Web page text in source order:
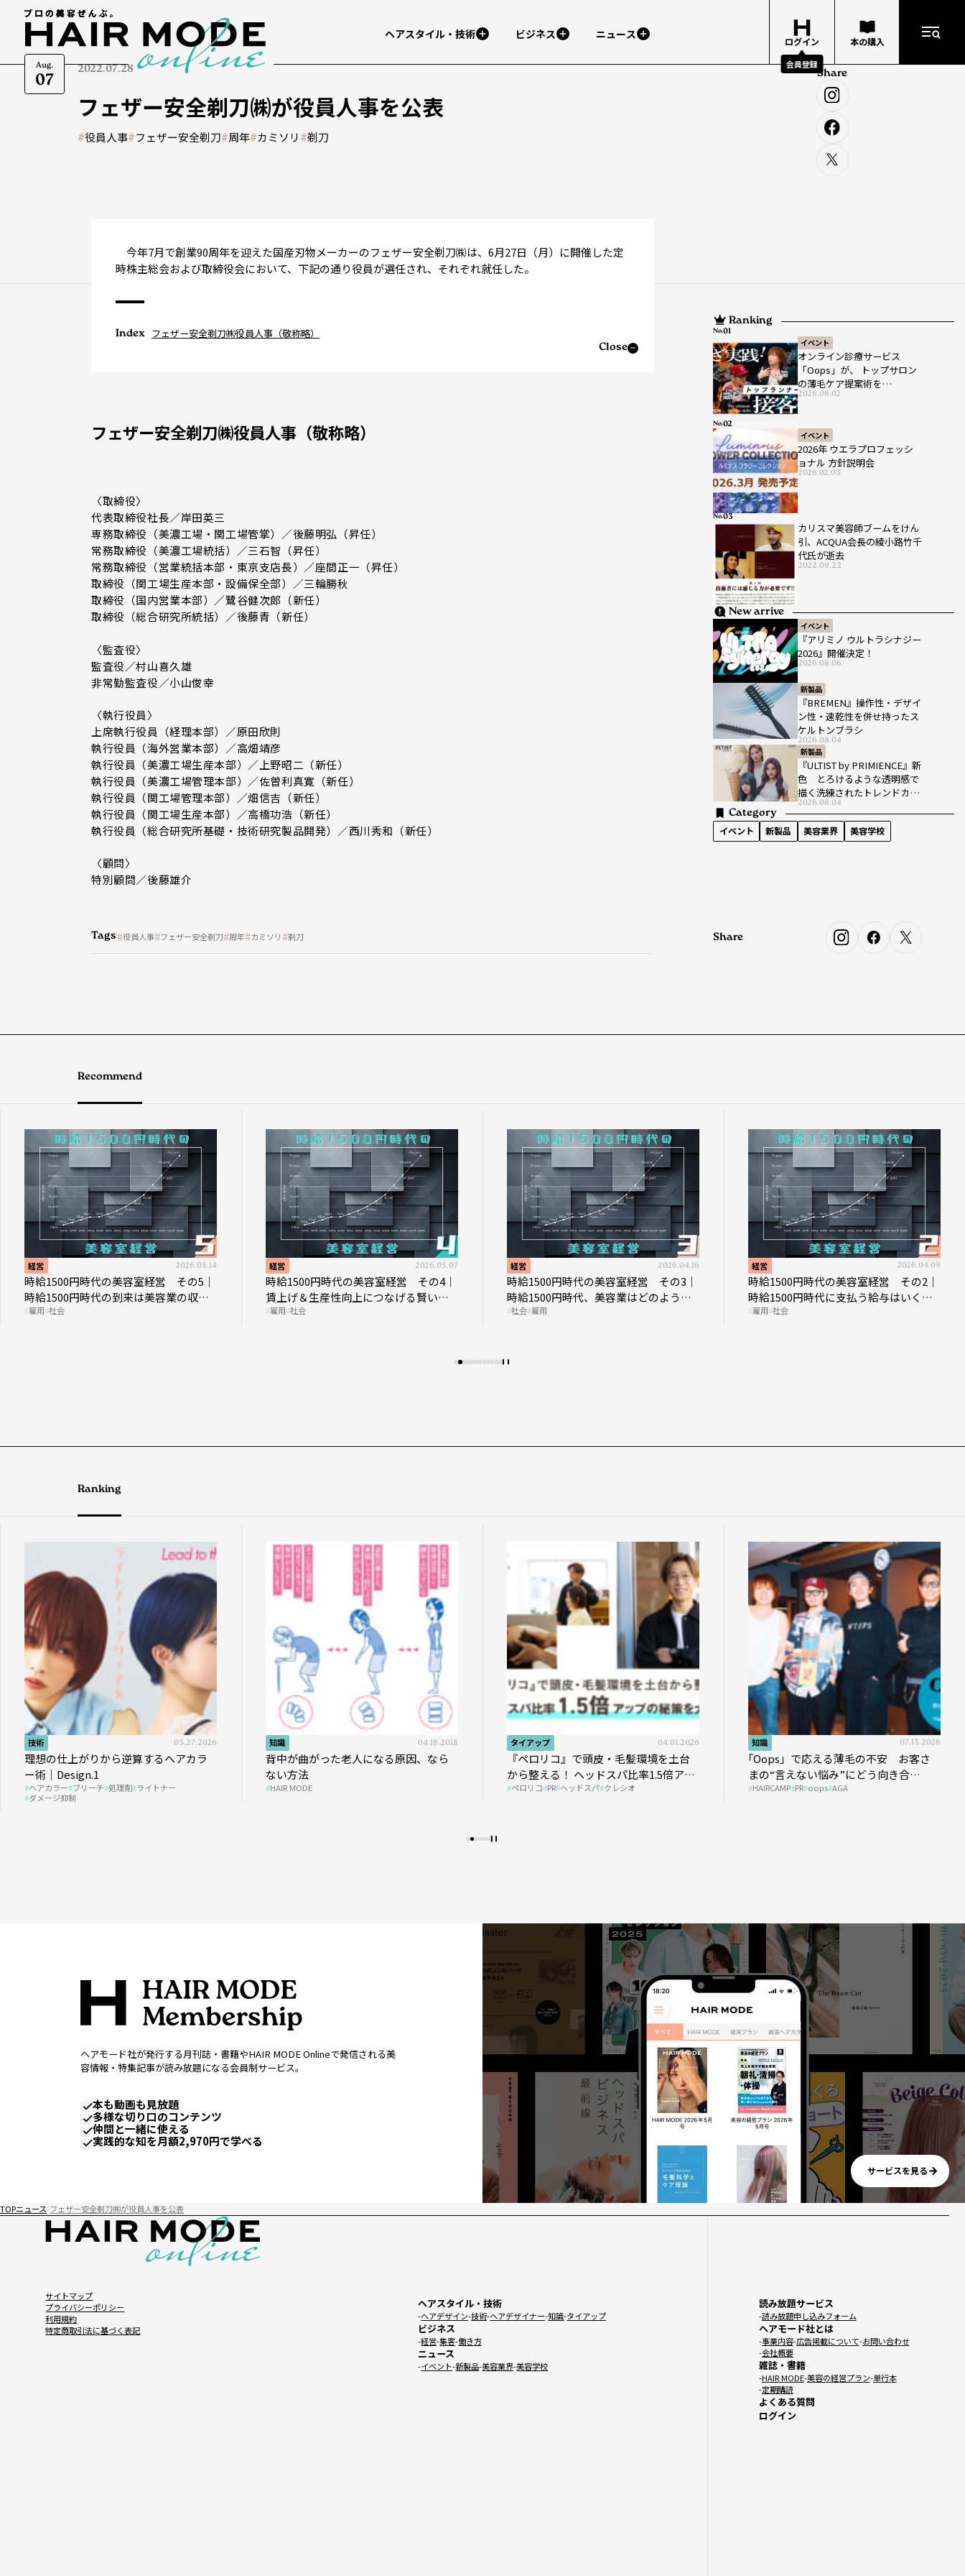
Aug.
07
ヘアスタイル・技術 ビジネス ニュース
ログイン
会員登録
本の購入
2022.07.28
フェザー安全剃刀㈱が役員人事を公表
#役員人事#フェザー安全剃刀#周年#カミソリ#剃刀
Share
今年7月で創業90周年を迎えた国産刃物メーカーのフェザー安全剃刀㈱は、6月27日（月）に開催した定
時株主総会および取締役会において、下記の通り役員が選任され、それぞれ就任した。
Index
Close
フェザー安全剃刀㈱役員人事（敬称略）
フェザー安全剃刀㈱役員人事（敬称略）
〈取締役〉
代表取締役社長／岸田英三
専務取締役（美濃工場・関工場管掌）／後藤明弘（昇任）
常務取締役（美濃工場統括）／三石智（昇任）
常務取締役（営業統括本部・東京支店長）／座間正一（昇任）
取締役（関工場生産本部・設備保全部）／三輪勝秋
取締役（国内営業本部）／鷺谷健次郎（新任）
取締役（総合研究所統括）／後藤青（新任）
〈監査役〉
監査役／村山喜久雄
非常勤監査役／小山俊幸
〈執行役員〉
上席執行役員（経理本部）／原田欣則
執行役員（海外営業本部）／高畑靖彦
執行役員（美濃工場生産本部）／上野昭二（新任）
執行役員（美濃工場管理本部）／佐曽利真寛（新任）
執行役員（関工場管理本部）／畑信吉（新任）
執行役員（関工場生産本部）／高橋功浩（新任）
執行役員（総合研究所基礎・技術研究製品開発）／西川秀和（新任）
〈顧問〉
特別顧問／後藤雄介
Tags 役員人事 フェザー安全剃刀 周年 カミソリ 剃刀
Ranking
イベント
オンライン診療サービス
「Oops」が、 トップサロン
の薄毛ケア提案術を
HAIRCAMPで公開！
2026.06.02
No.
イベント
2026年 ウエラプロフェッシ
ョナル 方針説明会
2026.02.03
No.
カリスマ美容師ブームをけん
引、ACQUA会長の綾小路竹千
代氏が逝去
2022.09.22
No.
New arrive
イベント
『アリミノ ウルトラシナジー
2026』開催決定！
2026.08.06
新製品
『BREMEN』操作性・デザイ
ン性・速乾性を併せ持ったス
ケルトンブラシ
2026.08.04
新製品
『ULTIST by PRIMIENCE』新
色 とろけるような透明感で
描く洗練されたトレンドカラ
ー
2026.08.04
Category
イベント 新製品 美容業界 美容学校
Share
Recommend
経営 2026.05.14
時給1500円時代の美容室経営 その5｜
時給1500円時代の到来は美容業の収益
構造を見直す契機
雇用 社会
経営 2026.05.07
時給1500円時代の美容室経営 その4｜
賃上げ＆生産性向上につなげる賢い助
成金活用
雇用 社会
経営 2026.04.16
時給1500円時代の美容室経営 その3｜
時給1500円時代、美容業はどのような
影響を受けるのか？
社会 雇用
経営 2026.04.09
時給1500円時代の美容室経営 その2｜
時給1500円時代に支払う給与はいくら
なのか
雇用 社会
Ranking
技術 03.27.2026
理想の仕上がりから逆算するヘアカラ
ー術｜Design.1
ヘアカラー ブリーチ 処理剤 ライトナー
ダメージ抑制
知識 04.18.2018
背中が曲がった老人になる原因、なら
ない方法
HAIR MODE
タイアップ 04.01.2026
『ペロリコ』で頭皮・毛髪環境を土台
から整える！ ヘッドスパ比率1.5倍アッ
プの秘策を大公開
ペロリコ PR ヘッドスパ クレシオ
知識 07.13.2026
｢Oops」で応える薄毛の不安 お客さ
まの“言えない悩み”にどう向き合
う？ ＃01
HAIRCAMP PR oops AGA
ヘアモード社が発行する月刊誌・書籍やHAIR MODE Onlineで発信される美
容情報・特集記事が読み放題になる会員制サービス。
本も動画も見放題
多様な切り口のコンテンツ
仲間と一緒に使える
実践的な知を月額2,970円で学べる
サービスを見る
TOPニュース フェザー安全剃刀㈱が役員人事を公表
サイトマップ
プライバシーポリシー
利用規約
特定商取引法に基づく表記
ヘアスタイル・技術
ヘアデザイン 技術 ヘアデザイナー 知識 タイアップ
ビジネス
経営 集客 働き方
ニュース
イベント 新製品 美容業界 美容学校
読み放題サービス
読み放題申し込みフォーム
ヘアモード社とは
事業内容 広告掲載について お問い合わせ
会社概要
雑誌・書籍
HAIR MODE 美容の経営プラン 単行本
定期購読
よくある質問
ログイン